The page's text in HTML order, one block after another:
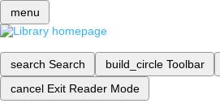
menu
search Search build_circle Toolbar
cancel Exit Reader Mode